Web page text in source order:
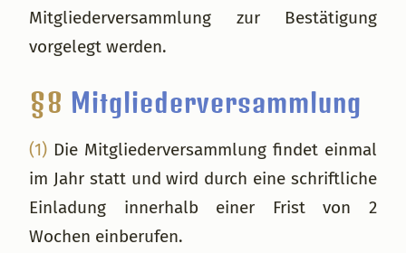
Mitgliederversammlung zur Bestätigung
vorgelegt werden.
§8 Mitgliederversammlung
(1) Die Mitgliederversammlung findet einmal
im Jahr statt und wird durch eine schriftliche
Einladung innerhalb einer Frist von 2
Wochen einberufen.